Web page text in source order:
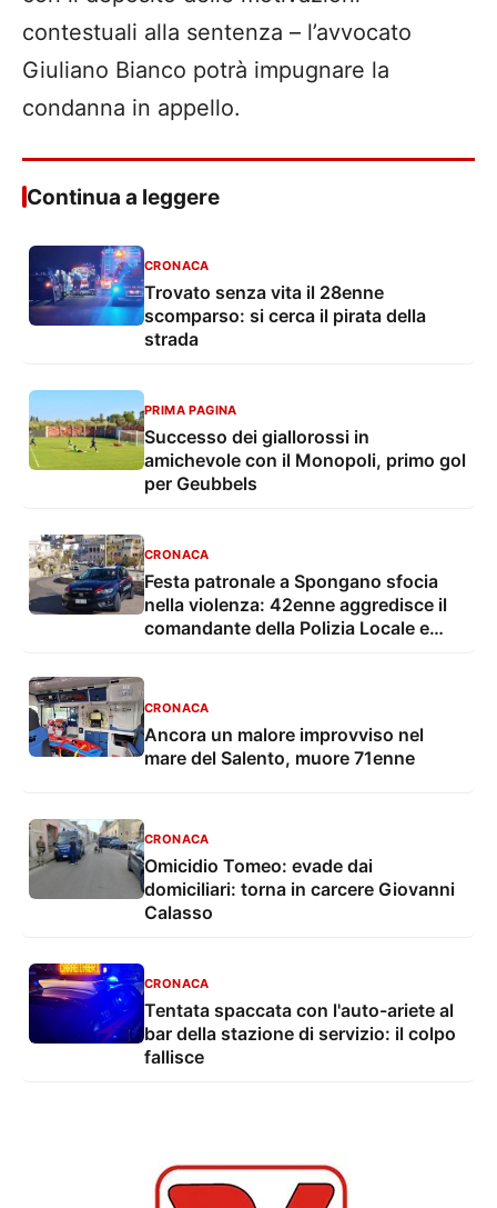
contestuali alla sentenza – l’avvocato
Giuliano Bianco potrà impugnare la
condanna in appello.
Continua a leggere
CRONACA
Trovato senza vita il 28enne
scomparso: si cerca il pirata della
strada
PRIMA PAGINA
Successo dei giallorossi in
amichevole con il Monopoli, primo gol
per Geubbels
CRONACA
Festa patronale a Spongano sfocia
nella violenza: 42enne aggredisce il
comandante della Polizia Locale e
CRONACA
Ancora un malore improvviso nel
mare del Salento, muore 71enne
CRONACA
Omicidio Tomeo: evade dai
domiciliari: torna in carcere Giovanni
Calasso
CRONACA
Tentata spaccata con l'auto-ariete al
bar della stazione di servizio: il colpo
fallisce